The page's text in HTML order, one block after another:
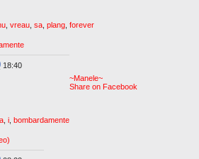
vreau sa plang forever
18:40
i bombardamente
~Manele~
Share on Facebook